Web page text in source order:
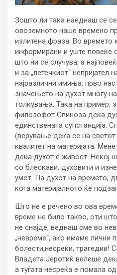
Зошто ли така наеднаш се
овоземното наше времено
излитена фраза. Во времето
информирани и уште повеќе
што ни се случува, а
и за „летечкиот“
најразлични имиња, прво
значењето на духот многу
толкувања. Така на пример,
филозофот Спиноза дека
единствената супстанција.
(верување дека се на
квалитет на материјата.
дека духот е живост. Некој
со блескави, духовити и
умот. Па духот на времето,
кога материјалното ќе
Што не е речено во ова
време не било такво, оти
не снајде, веднаш сме во
„невреме“, ако имаме лични
болести,несреќи, трагедии!
Владета Јеротиќ велеше
а туѓата несреќа е помала